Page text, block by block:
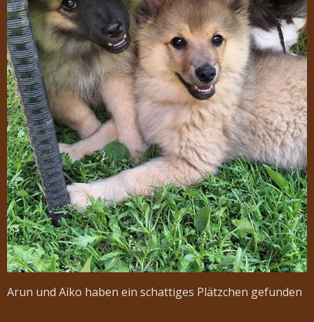
Arun und Aiko haben ein schattiges Plätzchen gefunden